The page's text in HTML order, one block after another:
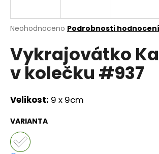
Průměrné
produktu
je
z
hvězdiček.
Neohodnoceno Podrobnosti hodnocení
Vykrajovátko
v kolečku #937
Velikost: 9 x 9cm
VARIANTA
j
t
?